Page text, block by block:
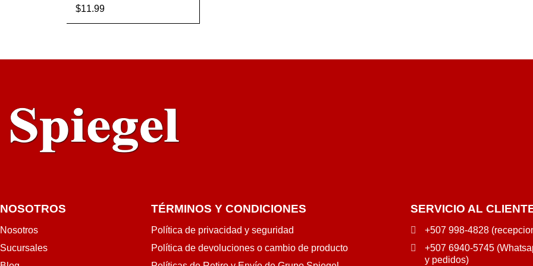
$11.99
AÑADIR AL CA
VISTA
NOSOTROS
Nosotros
Sucursales
TÉRMINOS Y CONDICIONES
Política de privacidad y seguridad
Política de devoluciones o cambio de producto
SERVICIO AL
+507 998-4828
+507 6940-5745
y pedidos)